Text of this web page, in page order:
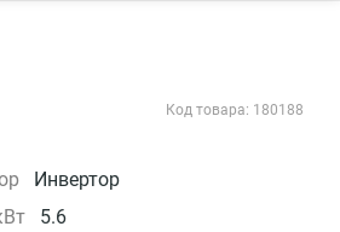
Код товара: 180188
Инвертор
5.6